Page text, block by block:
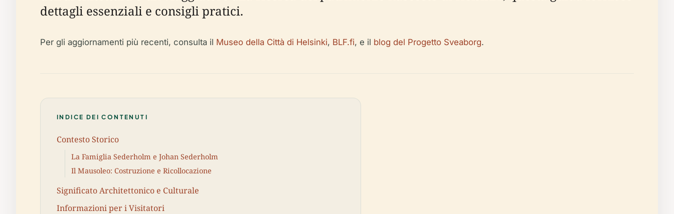
dettagli essenziali e consigli pratici.
Per gli aggiornamenti più recenti, consulta il Museo della Città di Helsinki, BLF.fi, e il blog del Progetto Sveaborg.
INDICE DEI CONTENUTI
Contesto Storico
La Famiglia Sederholm e Johan Sederholm
Il Mausoleo: Costruzione e Ricollocazione
Significato Architettonico e Culturale
Informazioni per i Visitatori